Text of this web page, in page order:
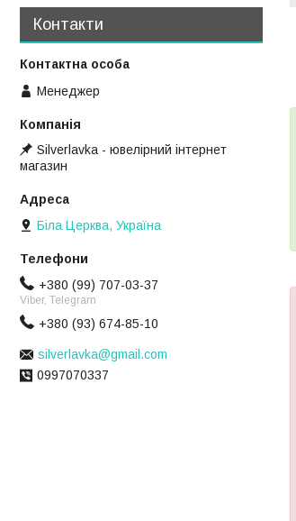
Контакти
Менеджер
Silverlavka - ювелірний інтернет
магазин
Біла Церква, Україна
+380 (99) 707-03-37
Viber, Telegram
+380 (93) 674-85-10
silverlavka@gmail.com
0997070337